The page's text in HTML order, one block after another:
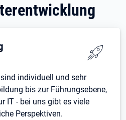
individuell und sehr
bis zur Führungsebene,
IT - bei uns gibt es viele
Perspektiven.